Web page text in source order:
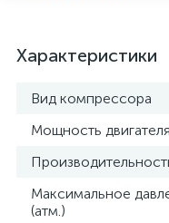
Характеристики
Вид компрессора
Мощность
Максимальное
(атм.)